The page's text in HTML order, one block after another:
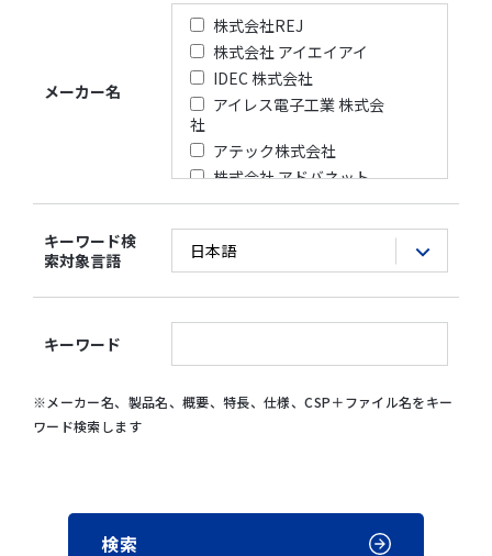
メーカー名
株式会社REJ
株式会社 アイエイアイ
IDEC 株式会社
アイレス電子工業 株式会
社
アテック株式会社
株式会社 アドバネット
アドバンテック株式会社
アナログ・デバイセズ株
式会社
アライドテレシス株式会
社
イグス 株式会社
デイ
株式会社 エニイワイヤ
キーワード検
索対象言語
キーワード
※メーカー名、製品名、概要、特長、仕様、CSP＋ファイル名をキー
ワード検索します